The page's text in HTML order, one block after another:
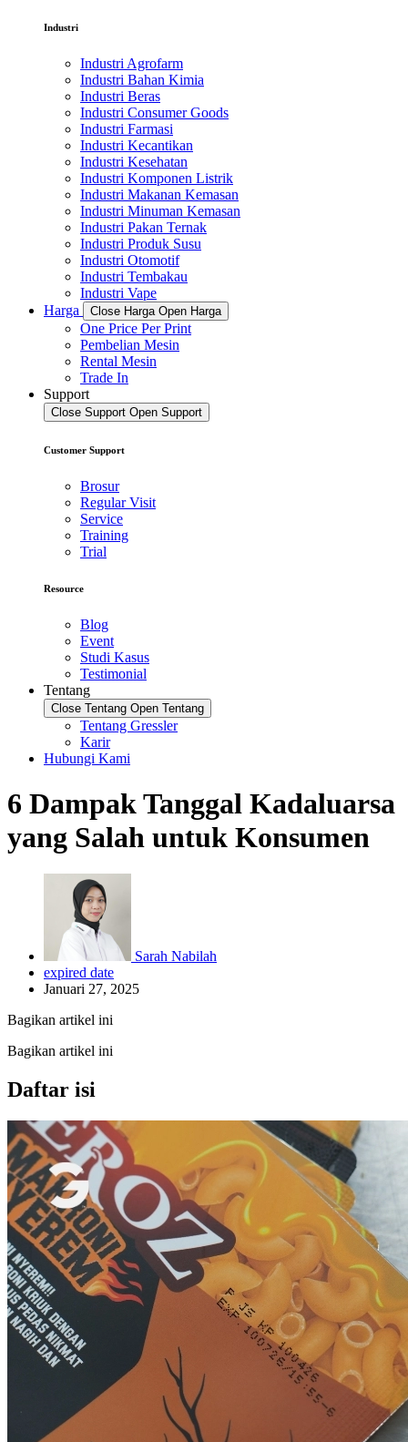
Industri
Industri Agrofarm
Industri Bahan Kimia
Industri Beras
Industri Consumer Goods
Industri Farmasi
Industri Kecantikan
Industri Kesehatan
Industri Komponen Listrik
Industri Makanan Kemasan
Industri Minuman Kemasan
Industri Pakan Ternak
Industri Produk Susu
Industri Otomotif
Industri Tembakau
Industri Vape
Harga
Close Harga Open Harga
One Price Per Print
Pembelian Mesin
Rental Mesin
Trade In
Support
Close Support Open Support
Customer Support
Brosur
Regular Visit
Service
Training
Trial
Resource
Blog
Event
Studi Kasus
Testimonial
Tentang
Close Tentang Open Tentang
Tentang Gressler
Karir
Hubungi Kami
6 Dampak Tanggal Kadaluarsa
yang Salah untuk Konsumen
Sarah Nabilah
expired date
Januari 27, 2025
Bagikan artikel ini
Bagikan artikel ini
Daftar isi